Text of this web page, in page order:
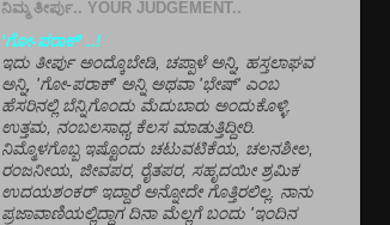
ನಿಮ್ಮ ತೀರ್ಪು.. YOUR JUDGEMENT..
'ಗೋ-ಪರಾಕ್' ..!
ಇದು ತೀರ್ಪು ಅಂದ್ಕೊಬೇಡಿ, ಚಪ್ಪಾಳೆ ಅನ್ನಿ, ಹಸ್ತಲಾಘವ
ಅನ್ನಿ, 'ಗೋ-ಪರಾಕ್' ಅನ್ನಿ ಅಥವಾ 'ಭೇಷ್' ಎಂಬ
ಹೆಸರಿನಲ್ಲಿ ಬೆನ್ನಿಗೊಂದು ಮೆದುಬಾರು ಅಂದುಕೊಳ್ಳಿ.
ಉತ್ತಮ, ನಂಬಲಸಾಧ್ಯ ಕೆಲಸ ಮಾಡುತ್ತಿದ್ದೀರಿ.
ನಿಮ್ಮೊಳಗೊಬ್ಬ ಇಷ್ಟೊಂದು ಚಟುವಟಿಕೆಯ, ಚಲನಶೀಲ,
ರಂಜನೀಯ, ಜೀವಪರ, ರೈತಪರ, ಸಹೃದಯೀ ಶ್ರಮಿಕ
ಉದಯಶಂಕರ್ ಇದ್ದಾರೆ ಅನ್ನೋದೇ ಗೊತ್ತಿರಲಿಲ್ಲ. ನಾನು
ಪ್ರಜಾವಾಣಿಯಲ್ಲಿದ್ದಾಗ ದಿನಾ ಮೆಲ್ಲಗೆ ಬಂದು 'ಇಂದಿನ